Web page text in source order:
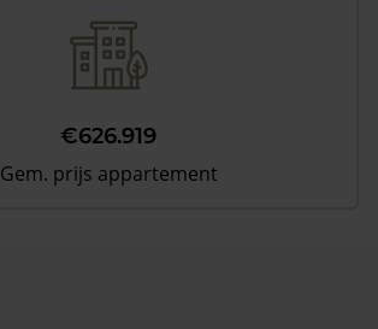
€626.919
Gem. prijs appartement